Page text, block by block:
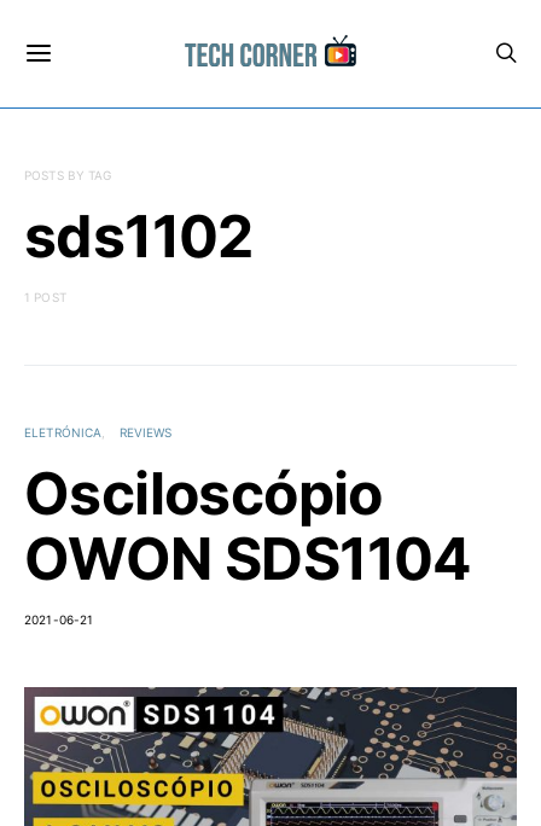
POSTS BY TAG
sds1102
1 POST
ELETRÓNICA REVIEWS
Osciloscópio
OWON SDS1104
2021-06-21